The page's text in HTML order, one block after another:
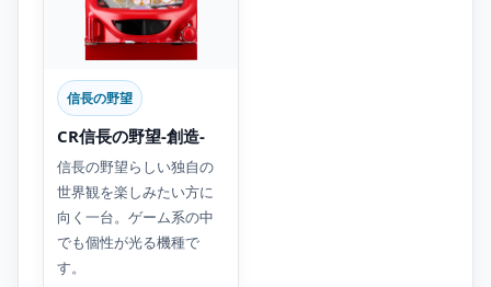
信長の野望
CR信長の野望-創造-
信長の野望らしい独自の
世界観を楽しみたい方に
向く一台。ゲーム系の中
でも個性が光る機種で
す。